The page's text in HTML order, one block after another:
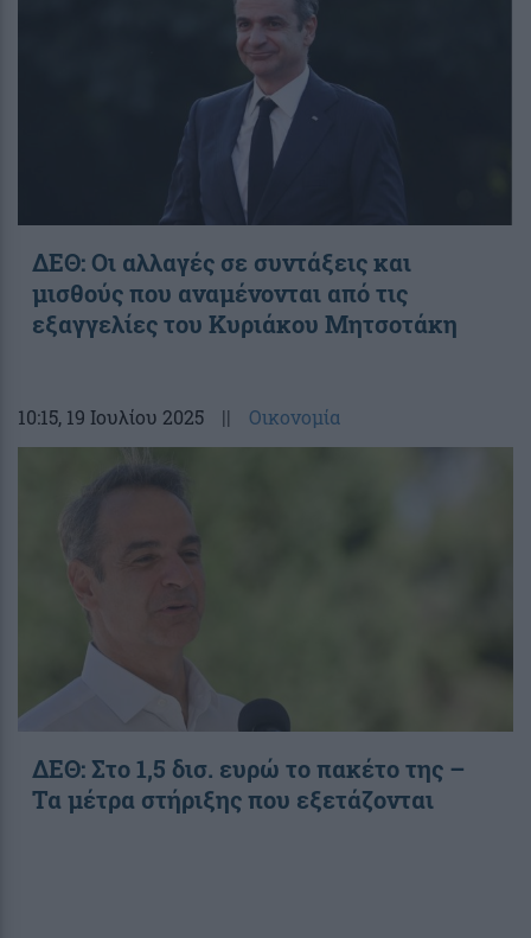
ΔΕΘ: Οι αλλαγές σε συντάξεις και
μισθούς που αναμένονται από τις
εξαγγελίες του Κυριάκου Μητσοτάκη
10:15, 19 Ιουλίου 2025 || Οικονομία
ΔΕΘ: Στο 1,5 δισ. ευρώ το πακέτο της –
Τα μέτρα στήριξης που εξετάζονται